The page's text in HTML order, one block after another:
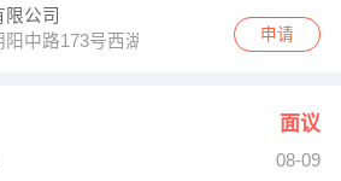
公司
中路173号西湖区电子商务产业园三层
申请
面议
08-09